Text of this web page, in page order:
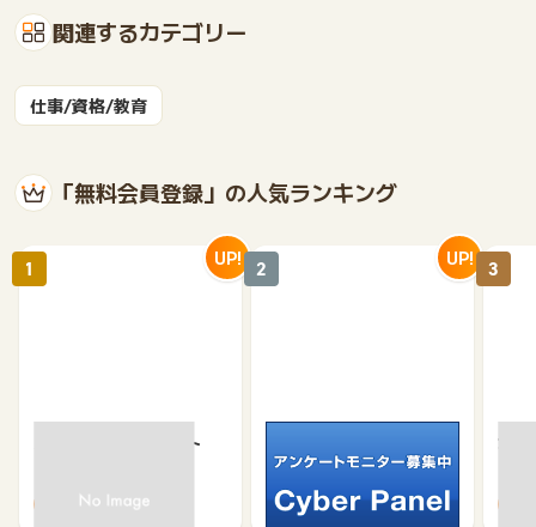
関連するカテゴリー
仕事/資格/教育
「無料会員登録」の人気ランキング
京急プレミアポイント
370 650
1 UP!
500 750
2 UP!
カウ
3